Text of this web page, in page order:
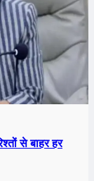
से बाहर हर